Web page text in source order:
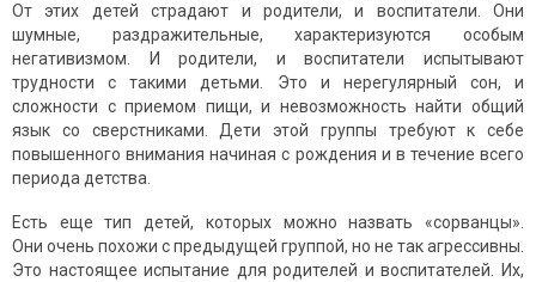
От этих детей страдают и родители, и воспитатели. Они
шумные, раздражительные, характеризуются особым
негативизмом. И роди­тели, и воспитатели испытывают
трудности с такими детьми. Это и нерегулярный сон, и
сложности с приемом пищи, и невоз­можность найти общий
язык со сверстниками. Дети этой группы требуют к себе
повышенного внимания начиная с рождения и в течение всего
периода детства.
Есть еще тип детей, которых можно назвать «сорванцы».
Они очень похожи с предыдущей группой, но не так агрессивны.
Это настоящее испытание для родителей и воспитателей. Их,